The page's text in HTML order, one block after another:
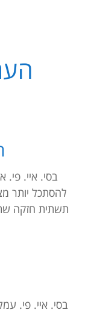
בסי. איי. פי.
להסתכל יותר
תשתית חזקה
בסי. איי. פי.